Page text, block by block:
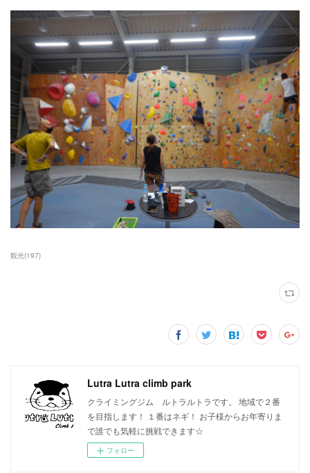
観光(197)
Lutra Lutra climb park
クライミングジム ルトラルトラです。 地域で２番
を目指します！ １番はネギ！ お子様からお年寄りま
で誰でも気軽に挑戦できます☆
フォロー